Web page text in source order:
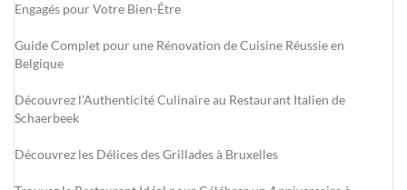
Engagés pour Votre Bien-Être
Guide Complet pour une Rénovation de Cuisine Réussie en
Belgique
Découvrez l’Authenticité Culinaire au Restaurant Italien de
Schaerbeek
Découvrez les Délices des Grillades à Bruxelles